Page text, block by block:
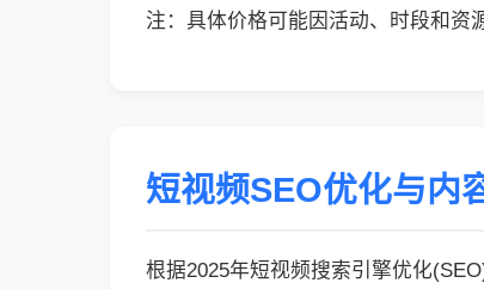
注：具体价格可能因活动、时段和资
短视频SEO优化与内
根据2025年短视频搜索引擎优化